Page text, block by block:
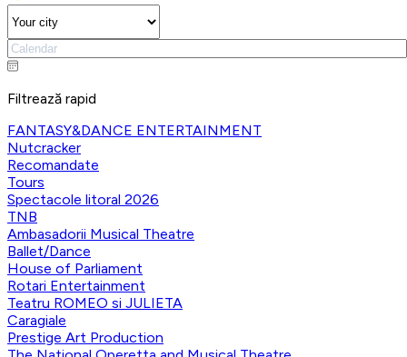
Filtrează rapid
FANTASY&DANCE ENTERTAINMENT
Nutcracker
Recomandate
Tours
Spectacole litoral 2026
TNB
Ambasadorii Musical Theatre
Ballet/Dance
House of Parliament
Rotari Entertainment
Teatru ROMEO si JULIETA
Caragiale
Prestige Art Production